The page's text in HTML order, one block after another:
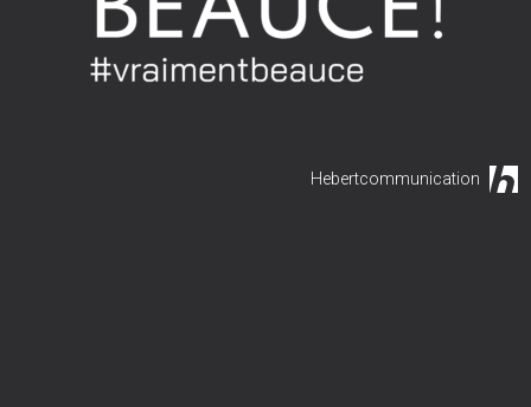
Hebertcommunication